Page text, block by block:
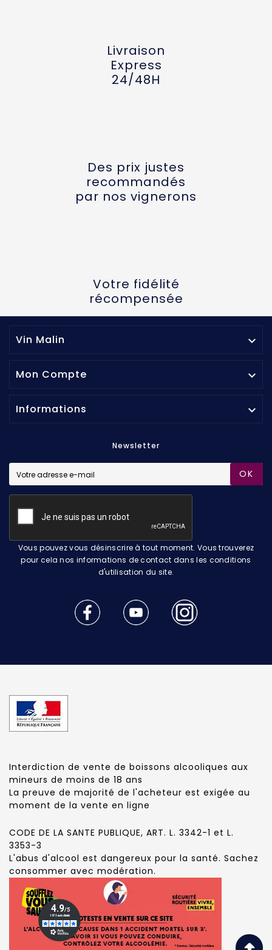
Livraison
Express
24/48H
Des prix justes
recommandés
par nos vignerons
Votre fidélité
récompensée
Vin Malin 
Mon Compte 
Informations 
Newsletter
OK
Vous pouvez vous désinscrire à tout moment. Vous trouverez
pour cela nos informations de contact dans les conditions
d'utilisation du site.
Interdiction de vente de boissons alcooliques aux
mineurs de moins de 18 ans
La preuve de majorité de l'acheteur est exigée au
moment de la vente en ligne
CODE DE LA SANTE PUBLIQUE, ART. L. 3342-1 et L.
3353-3
L'abus d'alcool est dangereux pour la santé. Sachez
consommer avec modération.